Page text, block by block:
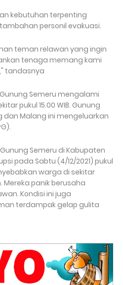
kebutuhan terpenting
personil evakuasi.
teman relawan yang ingin
tenaga memang kami
tandasnya
Semeru mengalami
pukul 15.00 WIB. Gunung
Malang ini mengeluarkan
Semeru di Kabupaten
pada Sabtu (4/12/2021) pukul
warga di sekitar
Mereka panik berusaha
Kondisi ini juga
terdampak gelap gulita